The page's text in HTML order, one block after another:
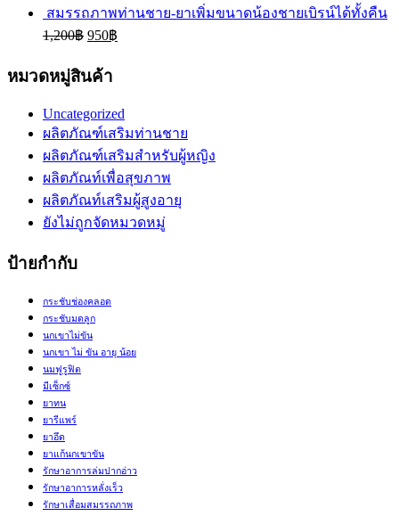
สมรรถภาพท่านชาย-ยาเพิ่มขนาดน้องชายเบิรน์ได้ทั้งคืน
1,200฿ 950฿
หมวดหมู่สินค้า
Uncategorized
ผลิตภัณฑ์เสริมท่านชาย
ผลิตภัณฑ์เสริมสำหรับผู้หญิง
ผลิตภัณท์เพื่อสุขภาพ
ผลิตภัณท์เสริมผู้สูงอายุ
ยังไม่ถูกจัดหมวดหมู่
ป้ายกำกับ
กระชับช่องคลอด
กระชับมดลูก
นกเขาไม่ขัน
นกเขา ไม่ ขัน อายุ น้อย
นมฟูรูฟิต
มีเซ็กซ์
ยาทน
ยารีแพร์
ยาอึด
ยาแก้นกเขาขัน
รักษาอาการล่มปากอ่าว
รักษาอาการหลั่งเร็ว
รักษาเสื่อมสมรรถภาพ